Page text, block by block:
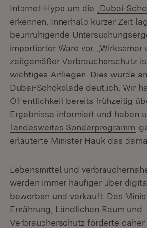
Internet-Hype um die ,Dubai-
erkennen. Innerhalb kurzer Zeit
beunruhigende
importierter Ware vor. „Wirksamer
zeitgemäßer Verbraucherschutz
wichtiges Anliegen. Dies wurde
Dubai-Schokolade deutlich. Wir
Öffentlichkeit bereits frühzeitig
Ergebnisse informiert und haben
landesweites Sonderprogramm
erläuterte Minister Hauk das
Lebensmittel und
werden immer häufiger über
beworben und verkauft. Das
Ernährung, Ländlichen Raum und
Verbraucherschutz förderte daher